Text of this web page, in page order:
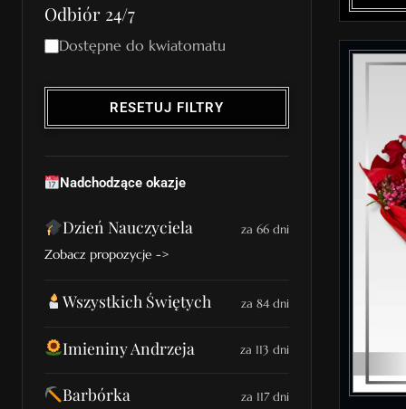
Odbiór 24/7
Dostępne do kwiatomatu
RESETUJ FILTRY
Nadchodzące okazje
Dzień Nauczyciela za 66 dni
Zobacz propozycje ->
Wszystkich Świętych za 84 dni
Imieniny Andrzeja za 113 dni
Barbórka za 117 dni